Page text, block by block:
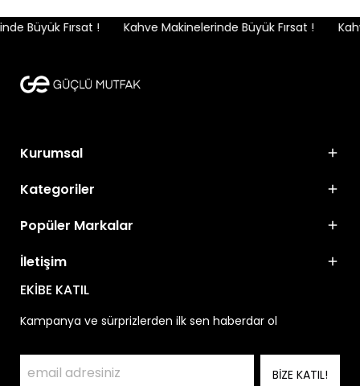
Büyük Fırsat ! Kahve Makinelerinde Büyük Fırsat !
Kurumsal
Kategoriler
Popüler Markalar
İletişim
EKİBE KATIL
Kampanya ve sürprizlerden ilk sen haberdar ol
BİZE KATIL!